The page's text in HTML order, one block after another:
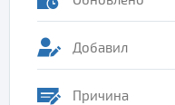
Добавил
Причина